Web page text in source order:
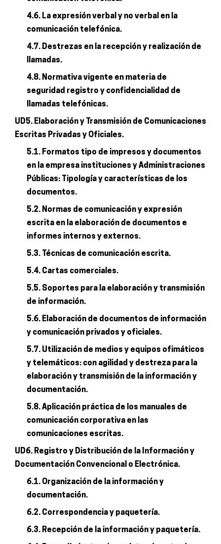
4.6. La expresión verbal y no verbal en la
comunicación telefónica.
4.7. Destrezas en la recepción y realización de
llamadas.
4.8. Normativa vigente en materia de
seguridad registro y confidencialidad de
llamadas telefónicas.
UD5. Elaboración y Transmisión de Comunicaciones
Escritas Privadas y Oficiales.
5.1. Formatos tipo de impresos y documentos
en la empresa instituciones y Administraciones
Públicas: Tipología y características de los
documentos.
5.2. Normas de comunicación y expresión
escrita en la elaboración de documentos e
informes internos y externos.
5.3. Técnicas de comunicación escrita.
5.4. Cartas comerciales.
5.5. Soportes para la elaboración y transmisión
de información.
5.6. Elaboración de documentos de información
y comunicación privados y oficiales.
5.7. Utilización de medios y equipos ofimáticos
y telemáticos: con agilidad y destreza para la
elaboración y transmisión de la información y
documentación.
5.8. Aplicación práctica de los manuales de
comunicación corporativa en las
comunicaciones escritas.
UD6. Registro y Distribución de la Información y
Documentación Convencional o Electrónica.
6.1. Organización de la información y
documentación.
6.2. Correspondencia y paquetería.
6.3. Recepción de la información y paquetería.